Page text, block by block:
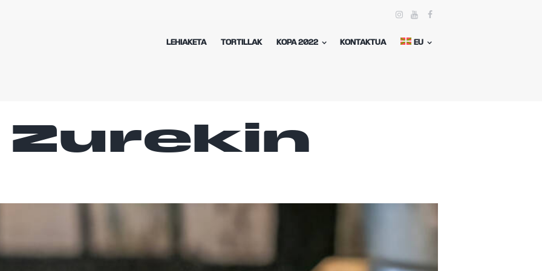
LEHIAKETA TORTILLAK KOPA 2022 KONTAKTUA EU
Zurekin